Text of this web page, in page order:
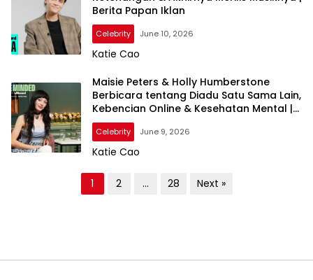
Berita Papan Iklan
Celebrity June 10, 2026
Katie Cao
Maisie Peters & Holly Humberstone
Berbicara tentang Diadu Satu Sama Lain,
Kebencian Online & Kesehatan Mental |
Seperti Berpikiran Disajikan oleh
BetterHelp
Celebrity June 9, 2026
Katie Cao
s
1 2 … 28 Next »